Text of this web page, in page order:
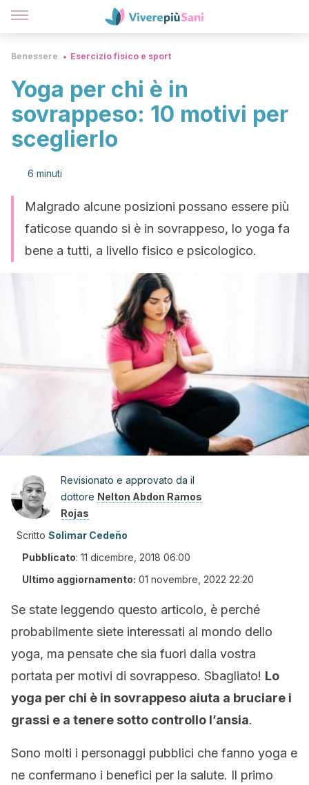
Benessere Esercizio fisico e sport
Yoga per chi è in
sovrappeso: 10 motivi per
sceglierlo
6 minuti
Malgrado alcune posizioni possano essere più
faticose quando si è in sovrappeso, lo yoga fa
bene a tutti, a livello fisico e psicologico.
Revisionato e approvato da il
dottore Nelton Abdon Ramos
Rojas
Scritto Solimar Cedeño
Pubblicato: 11 dicembre, 2018 06:00
Ultimo aggiornamento: 01 novembre, 2022 22:20
Se state leggendo questo articolo, è perché
probabilmente siete interessati al mondo dello
yoga, ma pensate che sia fuori dalla vostra
portata per motivi di sovrappeso. Sbagliato! Lo
yoga per chi è in sovrappeso aiuta a bruciare i
grassi e a tenere sotto controllo l’ansia.
Sono molti i personaggi pubblici che fanno yoga e
ne confermano i benefici per la salute. Il primo